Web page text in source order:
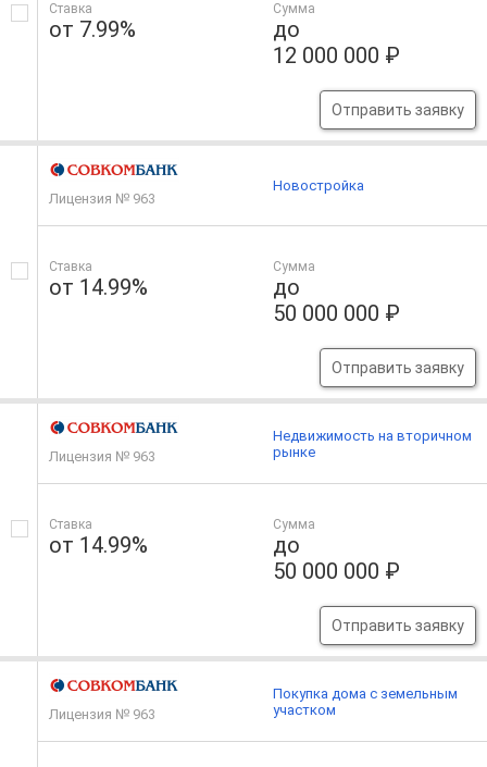
Ставка
от 7.99%
Сумма
до
12 000 000 ₽
Отправить заявку
Лицензия № 963
Ставка
от 14.99%
Сумма
до
50 000 000 ₽
Отправить заявку
Новостройка
Лицензия № 963
Ставка
от 14.99%
Сумма
до
50 000 000 ₽
Отправить заявку
Недвижимость на вторичном
рынке
Лицензия № 963
Покупка дома с земельным
участком